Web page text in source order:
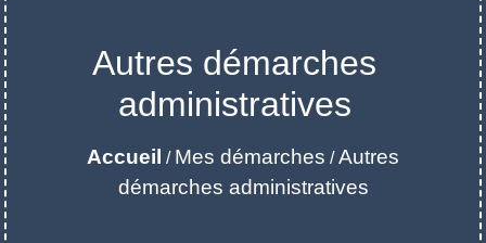
Autres démarches
administratives
Accueil / Mes démarches /Autres
démarches administratives